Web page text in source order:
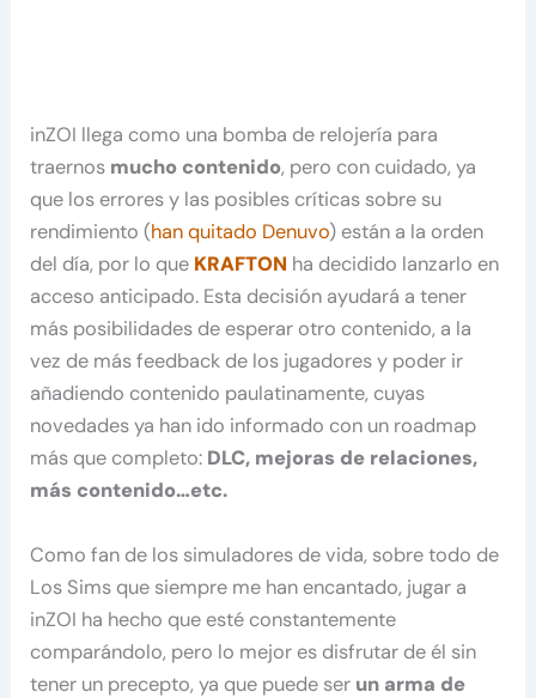
inZOI llega como una bomba de relojería para
traernos mucho contenido, pero con cuidado, ya
que los errores y las posibles críticas sobre su
rendimiento (han quitado Denuvo) están a la orden
del día, por lo que KRAFTON ha decidido lanzarlo en
acceso anticipado. Esta decisión ayudará a tener
más posibilidades de esperar otro contenido, a la
vez de más feedback de los jugadores y poder ir
añadiendo contenido paulatinamente, cuyas
novedades ya han ido informado con un roadmap
más que completo: DLC, mejoras de relaciones,
más contenido…etc.
Como fan de los simuladores de vida, sobre todo de
Los Sims que siempre me han encantado, jugar a
inZOI ha hecho que esté constantemente
comparándolo, pero lo mejor es disfrutar de él sin
tener un precepto, ya que puede ser un arma de